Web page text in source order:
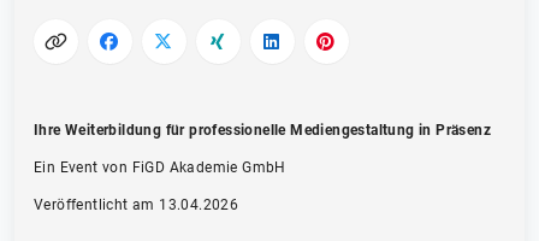
Ihre Weiterbildung für professionelle Mediengestaltung in Präsenz
Ein Event von FiGD Akademie GmbH
Veröffentlicht am 13.04.2026